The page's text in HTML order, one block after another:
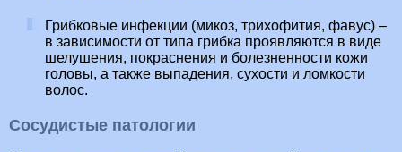
Грибковые инфекции (микоз, трихофития, фавус) –
в зависимости от типа грибка проявляются в виде
шелушения, покраснения и болезненности кожи
головы, а также выпадения, сухости и ломкости
волос.
Сосудистые патологии